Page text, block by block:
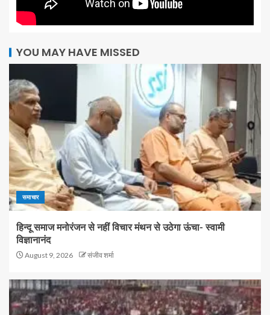
YOU MAY HAVE MISSED
समाचार
हिन्दू समाज मनोरंजन से नहीं विचार मंथन से उठेगा ऊंचा- स्वामी
विज्ञानानंद
August 9, 2026 संजीव शर्मा